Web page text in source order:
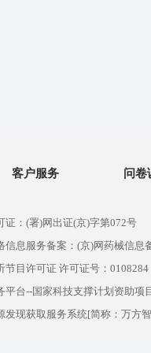
客户服务 问卷
证：(署)网出证(京)字第072号
信息服务备案：(京)网药械信息
节目许可证 许可证号：0108284
平台--国家科技支撑计划资助项
发现获取服务系统[简称：万方